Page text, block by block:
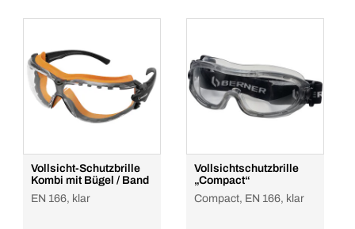
Vollsicht-Schutzbrille
Kombi mit Bügel / Band
EN 166, klar
Vollsichtschutzbrille
„Compact“
Compact, EN 166, klar